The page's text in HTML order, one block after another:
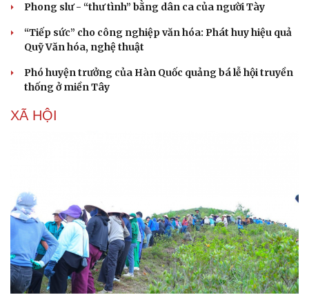
Phong slư - “thư tình” bằng dân ca của người Tày
“Tiếp sức” cho công nghiệp văn hóa: Phát huy hiệu quả
Quỹ Văn hóa, nghệ thuật
Phó huyện trưởng của Hàn Quốc quảng bá lễ hội truyền
thống ở miền Tây
XÃ HỘI